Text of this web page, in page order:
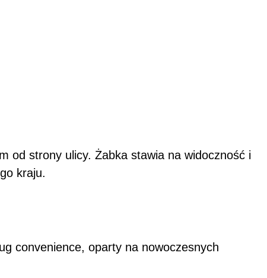
od strony ulicy. Żabka stawia na widoczność i
kraju.
convenience, oparty na nowoczesnych